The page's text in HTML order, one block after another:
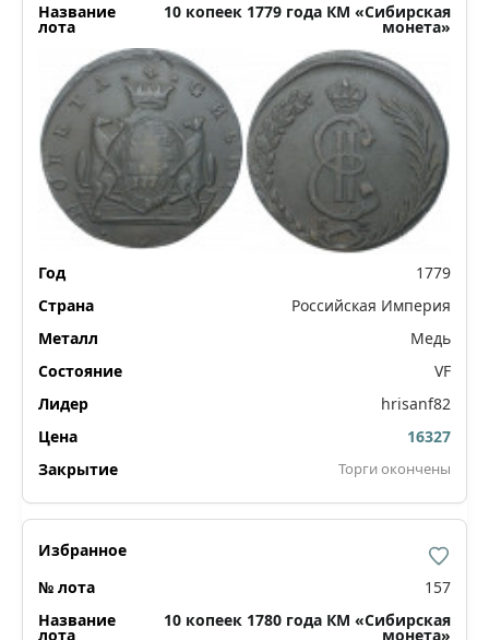
10 копеек 1779 года КМ «Сибирская
монета»
1779
Российская Империя
Медь
VF
hrisanf82
16327
Торги окончены
157
10 копеек 1780 года КМ «Сибирская
монета»